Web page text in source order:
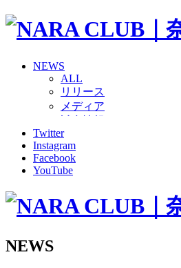
NEWS
ALL
リリース
メディア
グッズ
ファンコミュニティ
普及・育成
ホームタウン
その他
Twitter
Instagram
Facebook
YouTube
NEWS